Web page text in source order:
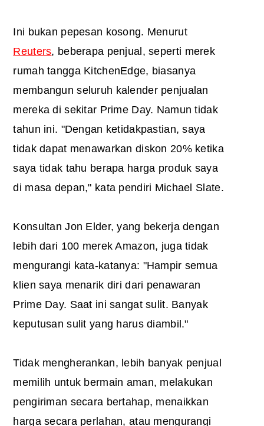
Ini bukan pepesan kosong. Menurut
Reuters, beberapa penjual, seperti merek
rumah tangga KitchenEdge, biasanya
membangun seluruh kalender penjualan
mereka di sekitar Prime Day. Namun tidak
tahun ini. "Dengan ketidakpastian, saya
tidak dapat menawarkan diskon 20% ketika
saya tidak tahu berapa harga produk saya
di masa depan," kata pendiri Michael Slate.
Konsultan Jon Elder, yang bekerja dengan
lebih dari 100 merek Amazon, juga tidak
mengurangi kata-katanya: "Hampir semua
klien saya menarik diri dari penawaran
Prime Day. Saat ini sangat sulit. Banyak
keputusan sulit yang harus diambil."
Tidak mengherankan, lebih banyak penjual
memilih untuk bermain aman, melakukan
pengiriman secara bertahap, menaikkan
harga secara perlahan, atau mengurangi